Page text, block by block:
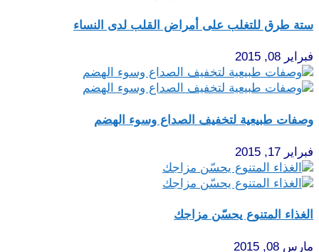
ستة طرق للتغلب على أمراض القلب لدى النساء
فبراير 08, 2015
وصفات طبيعية لتخفيف الصداع وسوء الهضم
فبراير 17, 2015
الغذاء المتنوع يحسّن مزاجك
مارس 08, 2015